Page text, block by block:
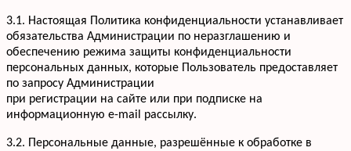
3.1. Настоящая Политика конфиденциальности устанавливает
обязательства Администрации по неразглашению и
обеспечению режима защиты конфиденциальности
персональных данных, которые Пользователь предоставляет
по запросу Администрации
при регистрации на сайте или при подписке на
информационную e-mail рассылку.
3.2. Персональные данные, разрешённые к обработке в